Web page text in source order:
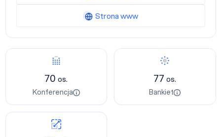
70os.
Konferencja
77os.
Bankiet
Strona www